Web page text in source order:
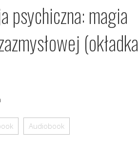
psychiczna: magia
(okładka
Audiobook